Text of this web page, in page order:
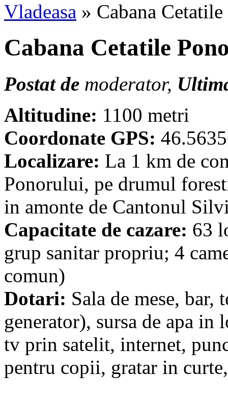
Vladeasa » Cabana
Cabana Cetatile
Postat de moderator,
Altitudine: 1100 metri
Coordonate GPS:
Localizare: La 1 km de
Ponorului, pe drumul
in amonte de Cantonul
Capacitate de cazare: 63
grup sanitar propriu; 4
comun)
Dotari: Sala de mese, bar,
generator), sursa de apa in
tv prin satelit, internet,
pentru copii, gratar in